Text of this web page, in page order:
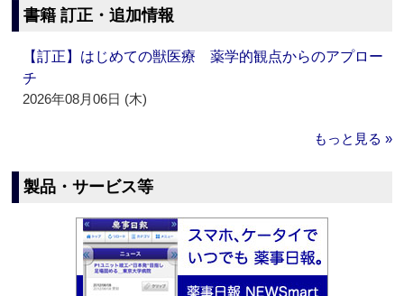
書籍 訂正・追加情報
【訂正】はじめての獣医療 薬学的観点からのアプロー
チ
2026年08月06日 (木)
もっと見る »
製品・サービス等